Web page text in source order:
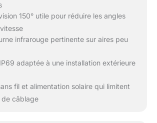
150° utile pour réduire les angles
infrarouge pertinente sur aires peu
adaptée à une installation extérieure
fil et alimentation solaire qui limitent
de câblage